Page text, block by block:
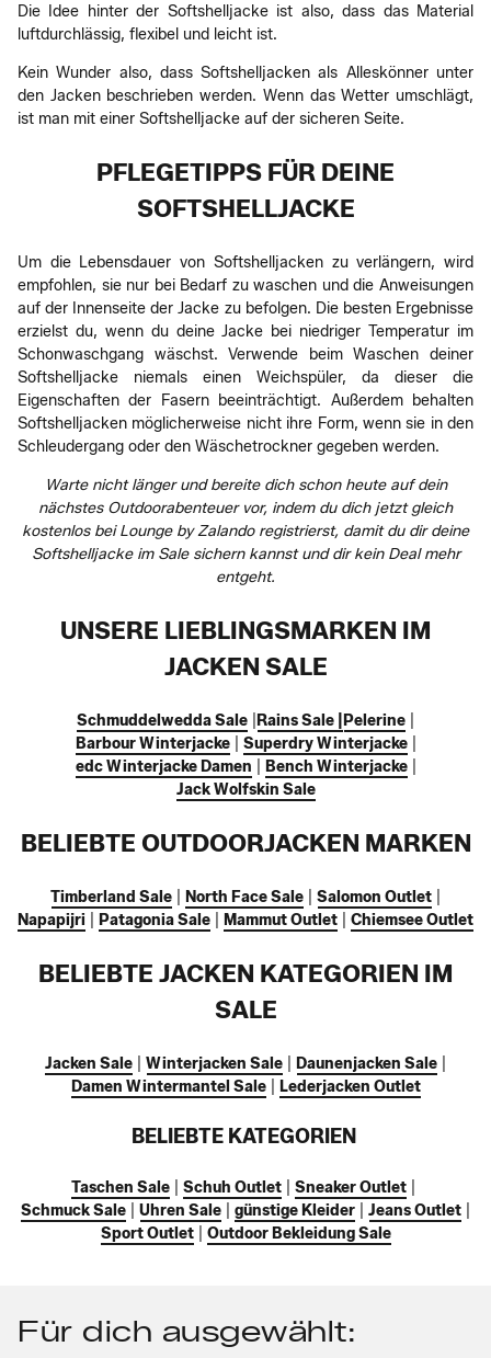
Die Idee hinter der Softshelljacke ist also, dass das Material
luftdurchlässig, flexibel und leicht ist.
Kein Wunder also, dass Softshelljacken als Alleskönner unter
den Jacken beschrieben werden. Wenn das Wetter umschlägt,
ist man mit einer Softshelljacke auf der sicheren Seite.
PFLEGETIPPS FÜR DEINE
SOFTSHELLJACKE
Um die Lebensdauer von Softshelljacken zu verlängern, wird
empfohlen, sie nur bei Bedarf zu waschen und die Anweisungen
auf der Innenseite der Jacke zu befolgen. Die besten Ergebnisse
erzielst du, wenn du deine Jacke bei niedriger Temperatur im
Schonwaschgang wäschst. Verwende beim Waschen deiner
Softshelljacke niemals einen Weichspüler, da dieser die
Eigenschaften der Fasern beeinträchtigt. Außerdem behalten
Softshelljacken möglicherweise nicht ihre Form, wenn sie in den
Schleudergang oder den Wäschetrockner gegeben werden.
Warte nicht länger und bereite dich schon heute auf dein
nächstes Outdoorabenteuer vor, indem du dich jetzt gleich
kostenlos bei Lounge by Zalando registrierst, damit du dir deine
Softshelljacke im Sale sichern kannst und dir kein Deal mehr
entgeht.
UNSERE LIEBLINGSMARKEN IM
JACKEN SALE
Schmuddelwedda Sale Rains Sale | Pelerine
Barbour Winterjacke| Superdry Winterjacke|
edc Winterjacke Damen
Bench Winterjacke|
Jack Wolfskin Sale
BELIEBTE OUTDOORJACKEN MARKEN
Timberland Sale North Face Sale Salomon Outlet
Napapijri
Patagonia Sale Mammut Outlet Chiemsee Outlet
BELIEBTE JACKEN KATEGORIEN IM
SALE
Jacken Sale Winterjacken Sale Daunenjacken Sale
Damen Wintermantel Sale| Lederjacken Outlet
BELIEBTE KATEGORIEN
Taschen Sale Schuh Outlet Sneaker Outlet
Schmuck Sale
Uhren Sale günstige Kleider Jeans Outlet
Sport Outlet| Outdoor Bekleidung Sale
Für dich ausgewählt: